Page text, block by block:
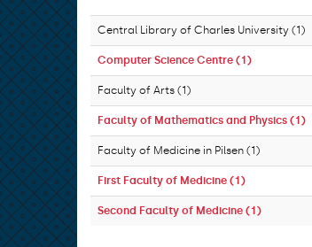
Central Library of Charles University (1)
Computer Science Centre (1)
Faculty of Arts (1)
Faculty of Mathematics and Physics (1)
Faculty of Medicine in Pilsen (1)
First Faculty of Medicine (1)
Second Faculty of Medicine (1)